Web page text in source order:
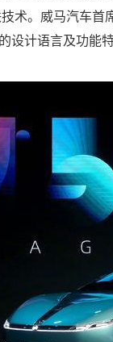
术。威马汽车首
设计语言及功能特